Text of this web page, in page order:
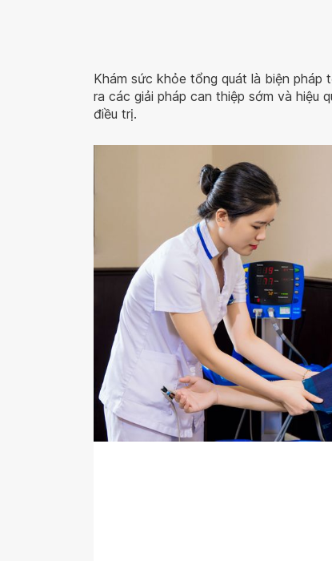
Khám sức khỏe tổng quát là biện
ra các giải pháp can thiệp sớm và hiệu
điều trị.